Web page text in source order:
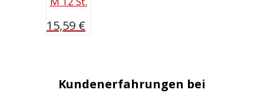
15,59 €
Kundenerfahrungen bei